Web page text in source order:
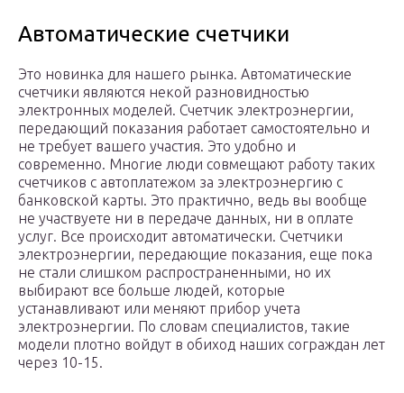
Автоматические счетчики
Это новинка для нашего рынка. Автоматические
счетчики являются некой разновидностью
электронных моделей. Счетчик электроэнергии,
передающий показания работает самостоятельно и
не требует вашего участия. Это удобно и
современно. Многие люди совмещают работу таких
счетчиков с автоплатежом за электроэнергию с
банковской карты. Это практично, ведь вы вообще
не участвуете ни в передаче данных, ни в оплате
услуг. Все происходит автоматически. Счетчики
электроэнергии, передающие показания, еще пока
не стали слишком распространенными, но их
выбирают все больше людей, которые
устанавливают или меняют прибор учета
электроэнергии. По словам специалистов, такие
модели плотно войдут в обиход наших сограждан лет
через 10-15.